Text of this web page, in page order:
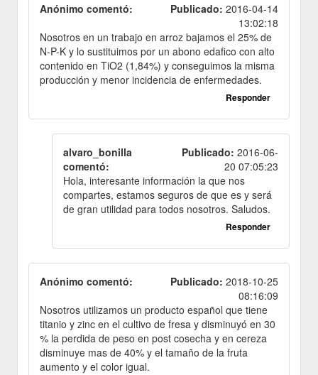
Anónimo comentó: Publicado: 2016-04-14
13:02:18
Nosotros en un trabajo en arroz bajamos el 25% de
N-P-K y lo sustituimos por un abono edafico con alto
contenido en TiO2 (1,84%) y conseguimos la misma
producción y menor incidencia de enfermedades.
Responder
alvaro_bonilla
comentó:
Publicado: 2016-06-
20 07:05:23
Hola, interesante información la que nos
compartes, estamos seguros de que es y será
de gran utilidad para todos nosotros. Saludos.
Responder
Anónimo comentó: Publicado: 2018-10-25
08:16:09
Nosotros utilizamos un producto español que tiene
titanio y zinc en el cultivo de fresa y disminuyó en 30
% la perdida de peso en post cosecha y en cereza
disminuye mas de 40% y el tamaño de la fruta
aumento y el color igual.